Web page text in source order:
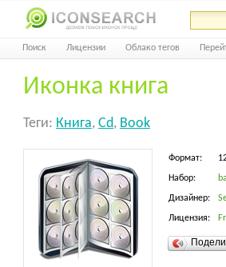
Поиск Лицензии Облако тегов
Иконка книга
Теги: Книга, Cd, Book
Формат:
Набор:
Дизайнер:
Лицензия: